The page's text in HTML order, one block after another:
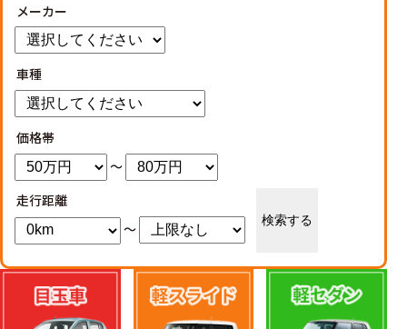
メーカー
車種
価格帯
～
走行距離
～
検索する